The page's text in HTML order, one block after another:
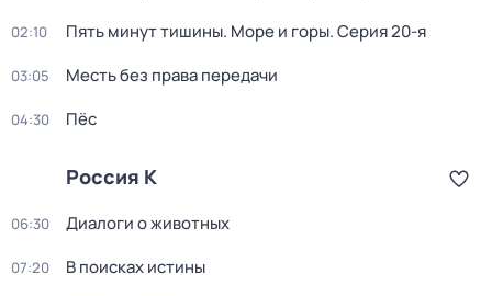
02:10 Пять минут тишины. Море и горы. Серия 20-я
03:05 Месть без права передачи
04:30 Пёс
Россия К
06:30 Диалоги о животных
07:20 В поисках истины